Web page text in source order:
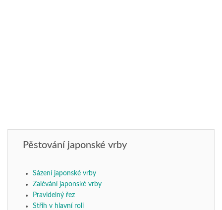
Pěstování japonské vrby
Sázení japonské vrby
Zalévání japonské vrby
Pravidelný řez
Střih v hlavní roli